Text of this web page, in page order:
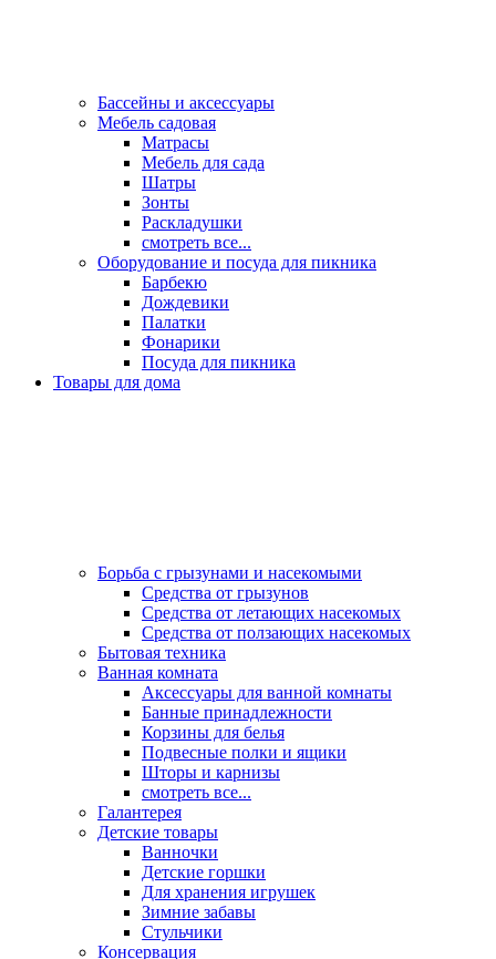
Бассейны и аксессуары
Мебель садовая
Матрасы
Мебель для сада
Шатры
Зонты
Раскладушки
смотреть все...
Оборудование и посуда для пикника
Барбекю
Дождевики
Палатки
Фонарики
Посуда для пикника
Товары для дома
Борьба с грызунами и насекомыми
Средства от грызунов
Средства от летающих насекомых
Средства от ползающих насекомых
Бытовая техника
Ванная комната
Аксессуары для ванной комнаты
Банные принадлежности
Корзины для белья
Подвесные полки и ящики
Шторы и карнизы
смотреть все...
Галантерея
Детские товары
Ванночки
Детские горшки
Для хранения игрушек
Зимние забавы
Стульчики
Консервация